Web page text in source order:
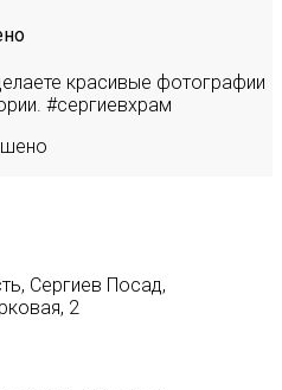
красивые фотографии
#сергиевхрам
Сергиев Посад,
2